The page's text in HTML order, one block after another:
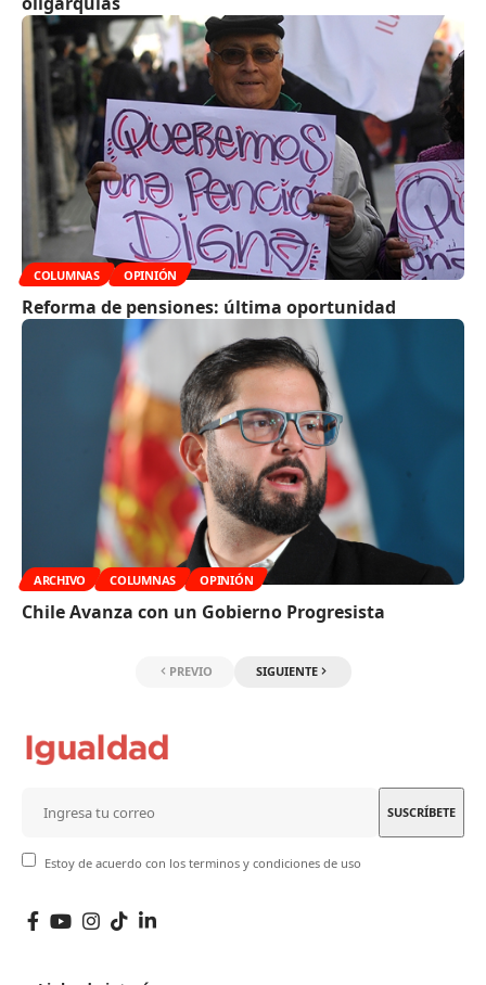
COLUMNAS OPINIÓN
Reforma de pensiones: última oportunidad
ARCHIVO COLUMNAS OPINIÓN
Chile Avanza con un Gobierno Progresista
PREVIO SIGUIENTE
Estoy de acuerdo con los terminos y condiciones de uso